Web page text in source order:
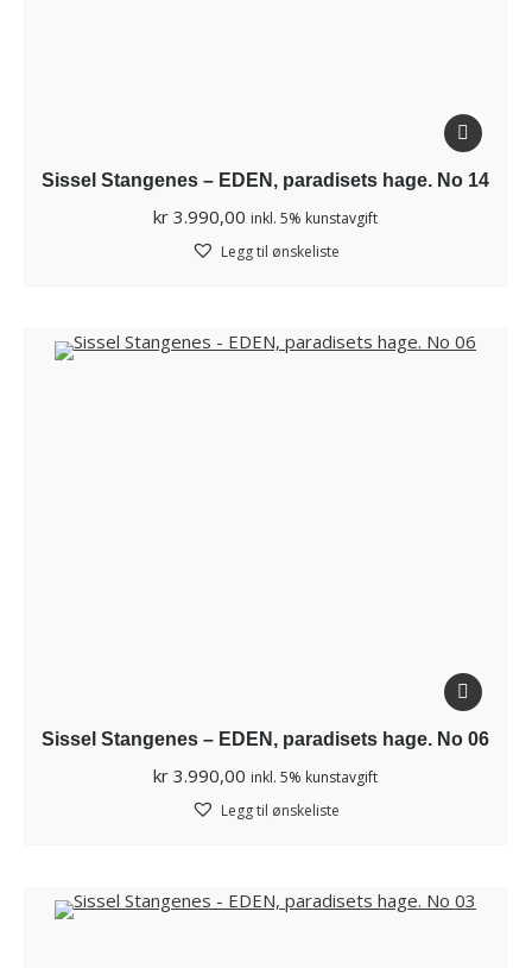
Sissel Stangenes – EDEN, paradisets hage. No 14
kr 3.990,00 inkl. 5% kunstavgift
Legg til ønskeliste
Sissel Stangenes – EDEN, paradisets hage. No 06
kr 3.990,00 inkl. 5% kunstavgift
Legg til ønskeliste